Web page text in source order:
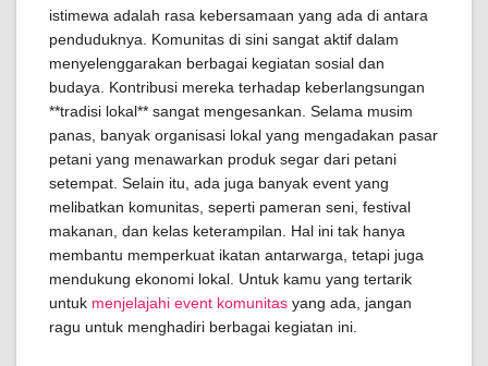
istimewa adalah rasa kebersamaan yang ada di antara
penduduknya. Komunitas di sini sangat aktif dalam
menyelenggarakan berbagai kegiatan sosial dan
budaya. Kontribusi mereka terhadap keberlangsungan
**tradisi lokal** sangat mengesankan. Selama musim
panas, banyak organisasi lokal yang mengadakan pasar
petani yang menawarkan produk segar dari petani
setempat. Selain itu, ada juga banyak event yang
melibatkan komunitas, seperti pameran seni, festival
makanan, dan kelas keterampilan. Hal ini tak hanya
membantu memperkuat ikatan antarwarga, tetapi juga
mendukung ekonomi lokal. Untuk kamu yang tertarik
untuk menjelajahi event komunitas yang ada, jangan
ragu untuk menghadiri berbagai kegiatan ini.